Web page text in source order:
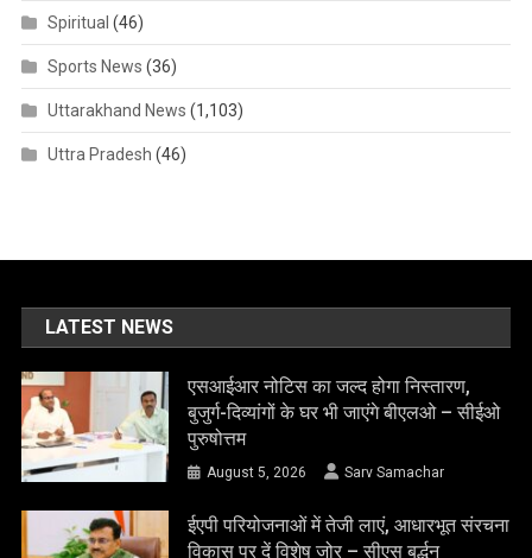
Spiritual (46)
Sports News (36)
Uttarakhand News (1,103)
Uttra Pradesh (46)
LATEST NEWS
एसआईआर नोटिस का जल्द होगा निस्तारण,
बुजुर्ग-दिव्यांगों के घर भी जाएंगे बीएलओ – सीईओ
पुरुषोत्तम
August 5, 2026 Sarv Samachar
ईएपी परियोजनाओं में तेजी लाएं, आधारभूत संरचना
विकास पर दें विशेष जोर – सीएस बर्द्धन